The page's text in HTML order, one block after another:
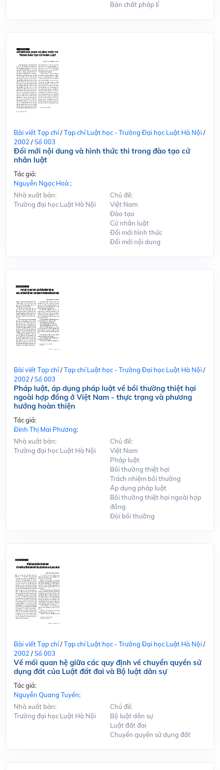
Bản chất pháp lí
Bài viết Tạp chí/Tạp chí Luật học - Trường Đại học Luật Hà Nội/
2002 /Số 003
Đổi mới nội dung và hình thức thi trong đào tạo cử
nhân luật
Tác giả:
Nguyễn Ngọc Hoà ;
Nhà xuất bản:
Trường đại học Luật Hà Nội
Chủ đề:
Việt Nam
Đào tạo
Cử nhân luật
Đổi mới hình thức
Đổi mới nội dung
Bài viết Tạp chí/Tạp chí Luật học - Trường Đại học Luật Hà Nội/
2002 /Số 003
Pháp luật, áp dụng pháp luật về bồi thường thiệt hại
ngoài hợp đồng ở Việt Nam - thực trạng và phương
hướng hoàn thiện
Tác giả:
Đinh Thị Mai Phương;
Nhà xuất bản:
Trường đại học Luật Hà Nội
Chủ đề:
Việt Nam
Pháp luật
Bồi thường thiệt hại
Trách nhiệm bồi thường
Áp dụng pháp luật
Bồi thường thiệt hại ngoài hợp
đồng
Đòi bồi thường
Bài viết Tạp chí/Tạp chí Luật học - Trường Đại học Luật Hà Nội/
2002 /Số 003
Về mối quan hệ giữa các quy định về chuyển quyền sử
dụng đất của Luật đất đai và Bộ luật dân sự
Tác giả:
Nguyễn Quang Tuyến;
Nhà xuất bản:
Trường đại học Luật Hà Nội
Chủ đề:
Bộ luật dân sự
Luật đất đai
Chuyển quyền sử dụng đất